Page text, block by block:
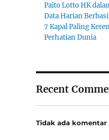
Paito Lotto HK
Data Harian
7 Kapal Paling
Perhatian Dunia
Recent
Tidak ada